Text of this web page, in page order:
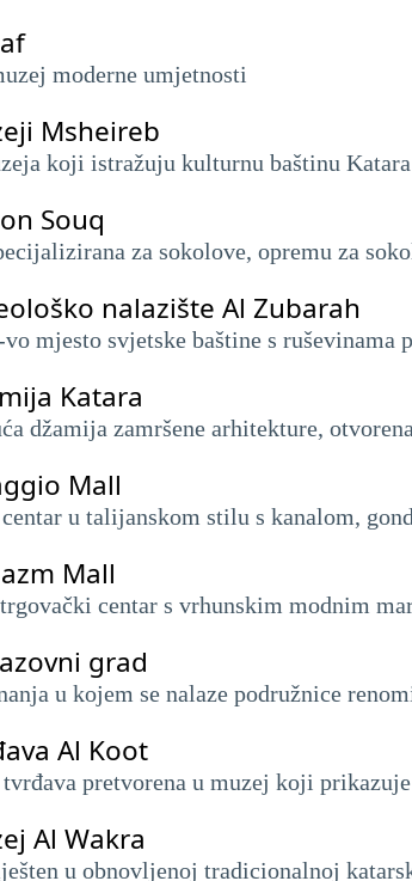
moderne umjetnosti
Msheireb
koji istražuju kulturnu baštinu
Souq
za sokolove, opremu za
nalazište Al Zubarah
mjesto svjetske baštine s ruševinama
Katara
džamija zamršene arhitekture,
Mall
u talijanskom stilu s kanalom,
Mall
centar s vrhunskim modnim
grad
u kojem se nalaze podružnice
Al Koot
pretvorena u muzej koji
Al Wakra
u obnovljenoj tradicionalnoj